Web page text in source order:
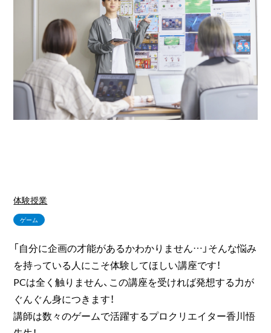
体験授業
ゲーム
「自分に企画の才能があるかわかりません…」そんな悩み
を持っている人にこそ体験してほしい講座です！
PCは全く触りません、この講座を受ければ発想する力が
ぐんぐん身につきます！
講師は数々のゲームで活躍するプロクリエイター香川悟